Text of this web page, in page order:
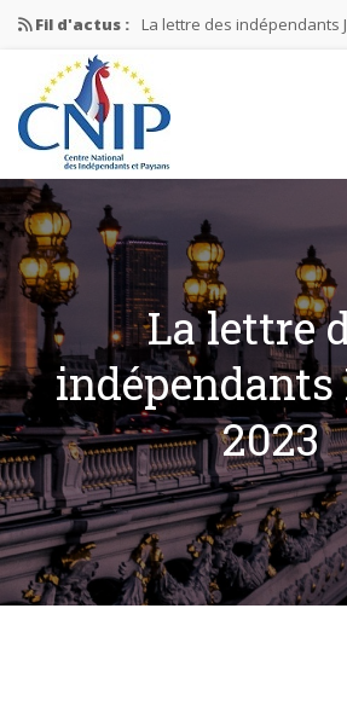
Fil d'actus : La lettre des indépendants
La lettre des indépendants
La lettre des indépendants
Mission nationale
La lettre des indépendants
La lettre
indépendants
2023